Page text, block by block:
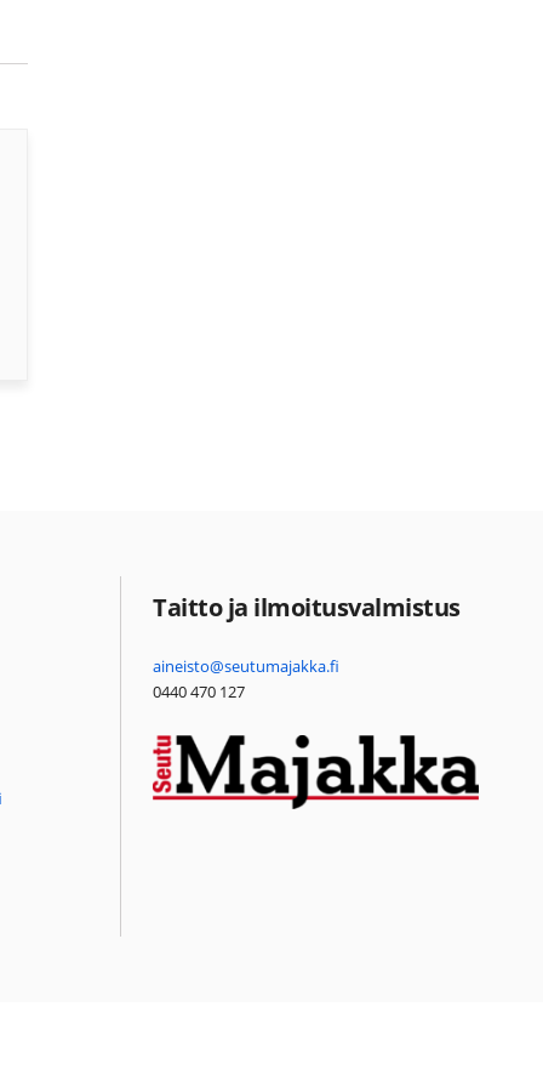
Taitto ja ilmoitusvalmistus
aineisto@seutumajakka.fi
0440 470 127